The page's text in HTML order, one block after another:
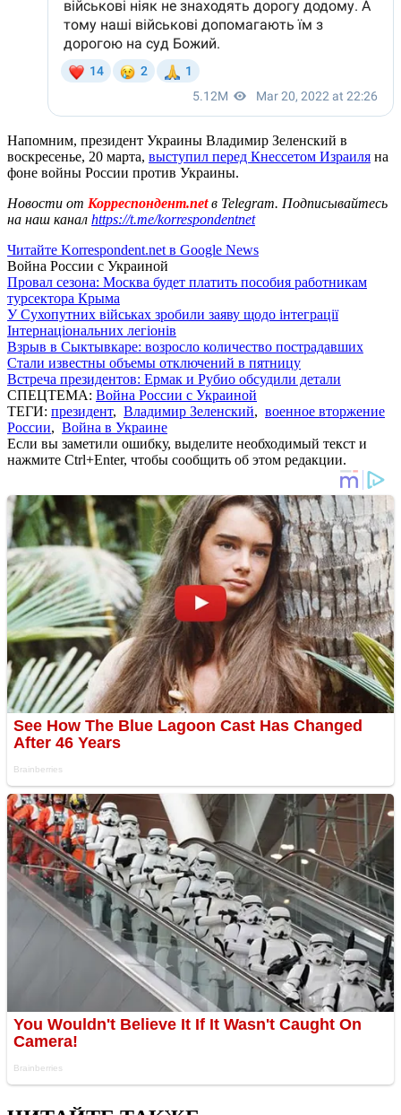
Напомним, президент Украины Владимир Зеленский в
воскресенье, 20 марта, выступил перед Кнессетом Израиля на
фоне войны России против Украины.
Новости от Корреспондент.netв Telegram. Подписывайтесь
на наш канал https://t.me/korrespondentnet
Читайте Korrespondent.net в Google News
Война России с Украиной
Провал сезона: Москва будет платить пособия работникам
турсектора Крыма
У Сухопутних військах зробили заяву щодо інтеграції
Інтернаціональних легіонів
Взрыв в Сыктывкаре: возросло количество пострадавших
Стали известны объемы отключений в пятницу
Встреча президентов: Ермак и Рубио обсудили детали
СПЕЦТЕМА: Война России с Украиной
ТЕГИ: президент, Владимир Зеленский, военное вторжение
России, Война в Украине
Если вы заметили ошибку, выделите необходимый текст и
нажмите Ctrl+Enter, чтобы сообщить об этом редакции.